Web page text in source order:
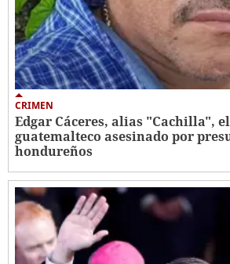
CRIMEN
Edgar Cáceres, alias "Cachilla",
guatemalteco asesinado por
hondureños